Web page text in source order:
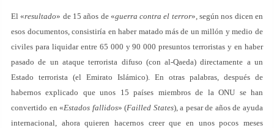
El «resultado» de 15 años de «guerra contra el terror», según nos dicen en
esos documentos, consistiría en haber matado más de un millón y medio de
civiles para liquidar entre 65 000 y 90 000 presuntos terroristas y en haber
pasado de un ataque terrorista difuso (con al-Qaeda) directamente a un
Estado terrorista (el Emirato Islámico). En otras palabras, después de
habernos explicado que unos 15 países miembros de la ONU se han
convertido en «Estados fallidos» (Failled States), a pesar de años de ayuda
internacional, ahora quieren hacernos creer que en unos pocos meses